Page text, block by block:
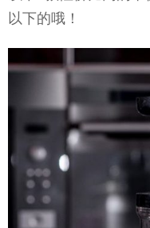
以下的哦！